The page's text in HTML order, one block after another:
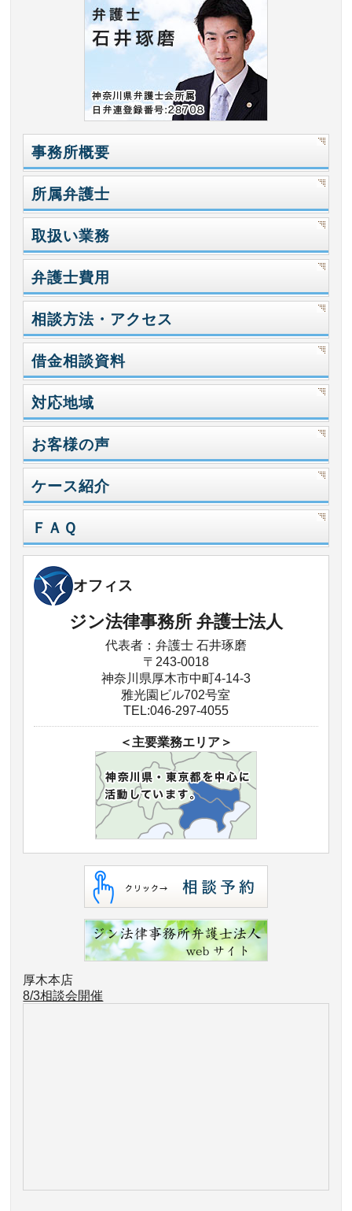
事務所概要
所属弁護士
取扱い業務
弁護士費用
相談方法・アクセス
借金相談資料
対応地域
お客様の声
ケース紹介
ＦＡＱ
オフィス
ジン法律事務所 弁護士法人
代表者：弁護士 石井琢磨
〒243-0018
神奈川県厚木市中町4-14-3
雅光園ビル702号室
TEL:046-297-4055
＜主要業務エリア＞
厚木本店
8/3相談会開催